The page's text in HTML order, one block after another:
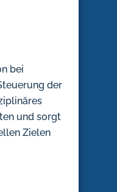
bei
der
und sorgt
Zielen